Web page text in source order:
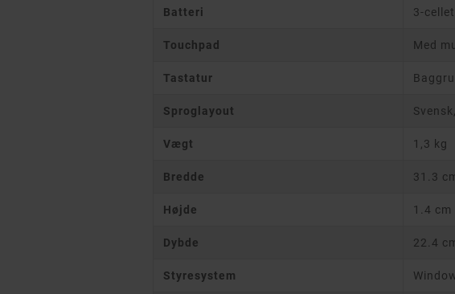
Batteri 3-
Touchpad Med
Tastatur
Sproglayout
Vægt 1,3 kg
Bredde 31.3
Højde 1.4 cm
Dybde 22.4
Styresystem